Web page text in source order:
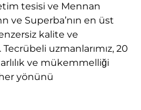
tesisi ve Mennan
ve Superba’nın en üst
kalite ve
uzmanlarımız, 20
ve mükemmelliği
yönünü